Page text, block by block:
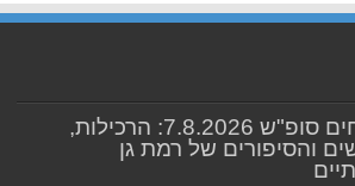
פותחים סופ"ש 7.8.2026: הרכילות,
והסיפורים של רמת גן